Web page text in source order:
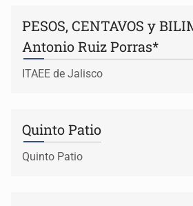
PESOS, CENTAVOS y
Antonio Ruiz Porras*
ITAEE de Jalisco
Quinto Patio
Quinto Patio